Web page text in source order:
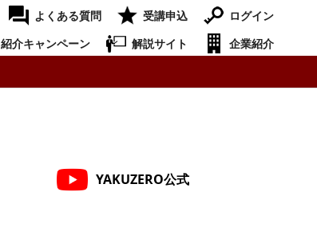
よくある質問 受講申込
ログイン
紹介キャンペーン 解説サイト
企業紹介
YAKUZERO公式